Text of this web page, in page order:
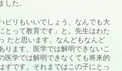
した。
ビリもいいでしょう、なんでも大
とって教育です」と。先生はわた
たと思います。なんどもなんど
ります、医学では解明できないこ
医学では解明できなくても将来的
ずです。それまではこの子にとっ